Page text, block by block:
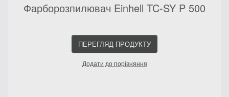
Фарборозпилювач Einhell TC-SY P 500
ПЕРЕГЛЯД ПРОДУКТУ
Додати до порівняння